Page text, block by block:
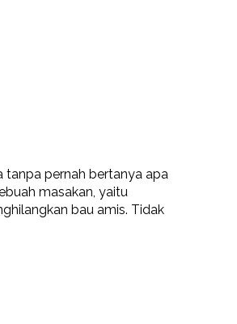
tanpa pernah bertanya apa
masakan, yaitu
bau amis. Tidak